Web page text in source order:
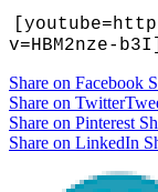
v=HBM2nze-b3I]
Share on Facebook
Share on Twitter
Share on Pinterest
Share on LinkedIn